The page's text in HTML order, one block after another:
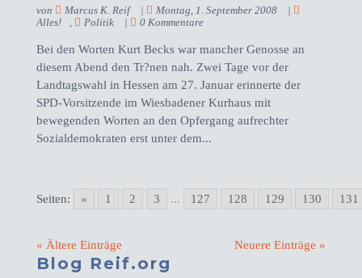
von Marcus K. Reif | Montag, 1. September 2008
|
Alles!
, Politik | 0 Kommentare
Bei den Worten Kurt Becks war mancher Genosse an
diesem Abend den Tr?nen nah. Zwei Tage vor der
Landtagswahl in Hessen am 27. Januar erinnerte der
SPD-Vorsitzende im Wiesbadener Kurhaus mit
bewegenden Worten an den Opfergang aufrechter
Sozialdemokraten erst unter dem...
Seiten: « 1 2 3 ... 127 128 129 130 131
« Ältere Einträge Neuere Einträge »
Blog Reif.org